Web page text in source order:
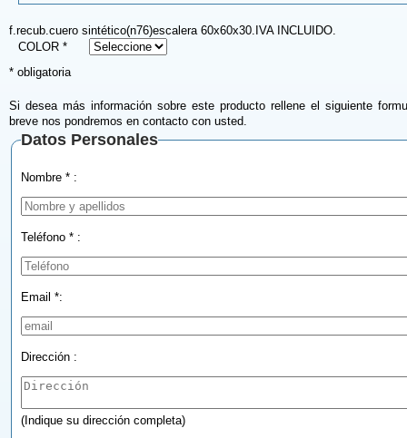
f.recub.cuero sintético(n76)escalera 60x60x30.IVA INCLUIDO.
COLOR *
* obligatoria
Si desea más información sobre este producto rellene el siguiente
breve nos pondremos en contacto con usted.
Datos Personales
Nombre * :
Teléfono * :
Email *:
Dirección :
(Indique su dirección completa)